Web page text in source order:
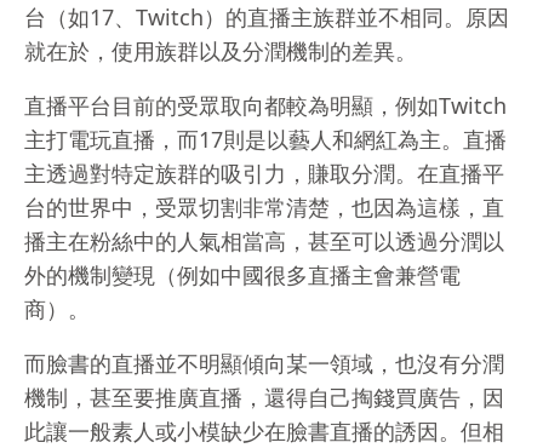
台（如17、Twitch）的直播主族群並不相同。原因
就在於，使用族群以及分潤機制的差異。
直播平台目前的受眾取向都較為明顯，例如Twitch
主打電玩直播，而17則是以藝人和網紅為主。直播
主透過對特定族群的吸引力，賺取分潤。在直播平
台的世界中，受眾切割非常清楚，也因為這樣，直
播主在粉絲中的人氣相當高，甚至可以透過分潤以
外的機制變現（例如中國很多直播主會兼營電
商）。
而臉書的直播並不明顯傾向某一領域，也沒有分潤
機制，甚至要推廣直播，還得自己掏錢買廣告，因
此讓一般素人或小模缺少在臉書直播的誘因。但相